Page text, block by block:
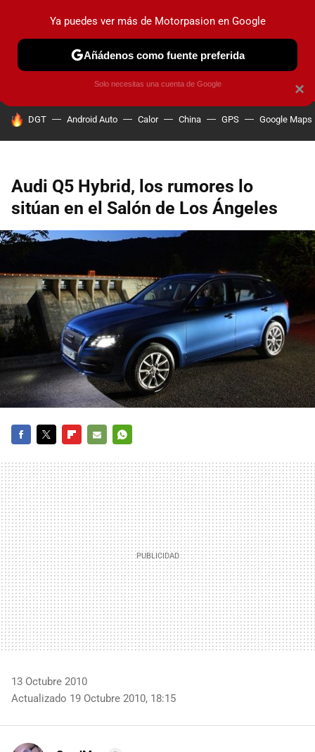
PRUEBAS COCHES ELÉCTRICOS OBSERVATORIO
HOY SE HABLA DE
DGT Android Auto Calor China GPS Google Maps
Audi Q5 Hybrid, los rumores lo
sitúan en el Salón de Los Ángeles
MAIL
13 Octubre 2010
Actualizado 19 Octubre 2010, 18:15
×
Ya puedes ver más de Motorpasion en Google
Añádenos como fuente preferida
Solo necesitas una cuenta de Google